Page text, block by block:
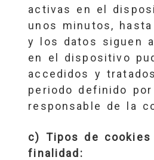
activas en el
unos minutos,
y los datos siguen
en el dispositivo
accedidos y
periodo definido por
responsable de la
c) Tipos de cookies
finalidad: